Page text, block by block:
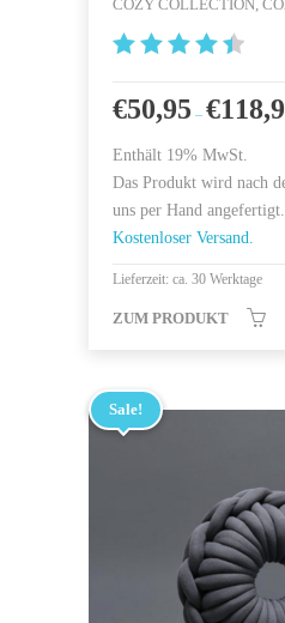
COZY COLLECTION,
5675676
von 5
€50,95 – €
Enthält 19% MwSt.
Das Produkt wird nach
uns per Hand angefertigt.
Kostenloser Versand.
Lieferzeit: ca. 30 Werktage
ZUM PRODUKT
Sale!